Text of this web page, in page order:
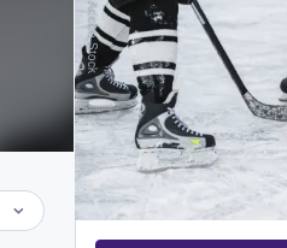
Adobe Stock